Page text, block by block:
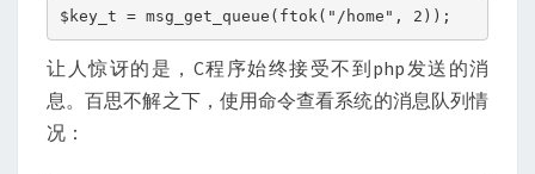
$key_t = msg_get_queue(ftok("/home", 2));
让人惊讶的是，C程序始终接受不到php发送的消
息。百思不解之下，使用命令查看系统的消息队列情
况：